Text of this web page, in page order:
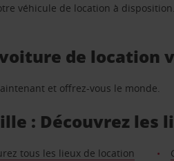
véhicule de location à disposition.
de location
et offrez-vous le monde.
: Découvrez les
tous les lieux de location